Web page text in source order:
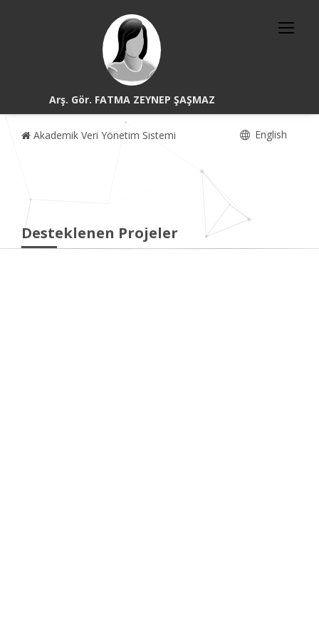
Arş. Gör. FATMA ZEYNEP ŞAŞMAZ
Akademik Veri Yönetim Sistemi English
Desteklenen Projeler